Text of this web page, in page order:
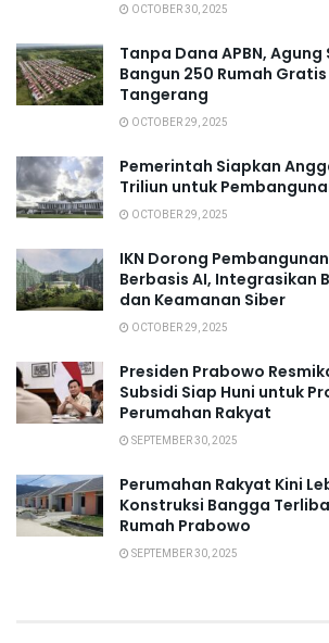
OCTOBER 30, 2025
Tanpa Dana APBN,
Bangun 250 Rumah Gratis
Tangerang
OCTOBER 29, 2025
Pemerintah Siapkan
Triliun untuk
OCTOBER 29, 2025
IKN Dorong
Berbasis AI, Integrasikan
dan Keamanan Siber
OCTOBER 29, 2025
Presiden Prabowo
Subsidi Siap Huni untuk
Perumahan Rakyat
SEPTEMBER 30, 2025
Perumahan Rakyat Kini
Konstruksi Bangga
Rumah Prabowo
SEPTEMBER 30, 2025